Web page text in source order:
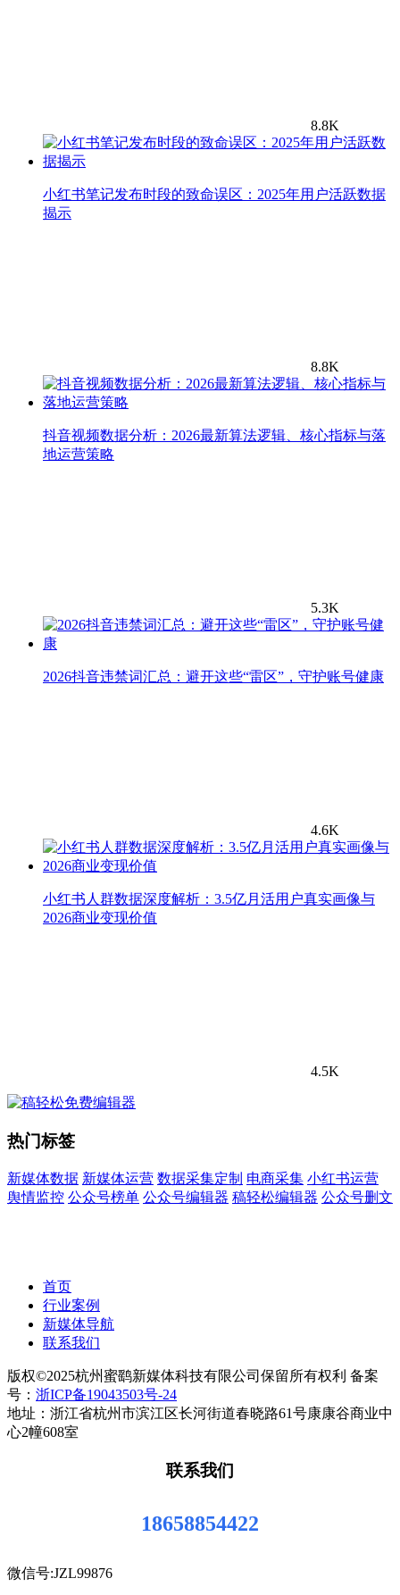
8.8K
小红书笔记发布时段的致命误区：2025年用户活跃数据
揭示
8.8K
抖音视频数据分析：2026最新算法逻辑、核心指标与落
地运营策略
5.3K
2026抖音违禁词汇总：避开这些“雷区”，守护账号健康
4.6K
小红书人群数据深度解析：3.5亿月活用户真实画像与
2026商业变现价值
4.5K
热门标签
新媒体数据 新媒体运营 数据采集定制 电商采集 小红书运营
舆情监控 公众号榜单 公众号编辑器 稿轻松编辑器 公众号删文
首页
行业案例
新媒体导航
联系我们
版权©2025杭州蜜鹞新媒体科技有限公司保留所有权利 备案
号： 浙ICP备19043503号-24
地址：浙江省杭州市滨江区长河街道春晓路61号康康谷商业中
心2幢608室
联系我们
18658854422
微信号:JZL99876